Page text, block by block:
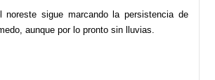
noreste sigue marcando la persistencia de
aunque por lo pronto sin lluvias.